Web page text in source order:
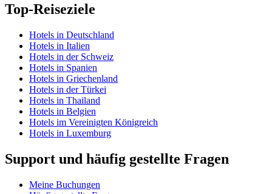
Top-Reiseziele
Hotels in Deutschland
Hotels in Italien
Hotels in der Schweiz
Hotels in Spanien
Hotels in Griechenland
Hotels in der Türkei
Hotels in Thailand
Hotels in Belgien
Hotels im Vereinigten Königreich
Hotels in Luxemburg
Support und häufig gestellte Fragen
Meine Buchungen